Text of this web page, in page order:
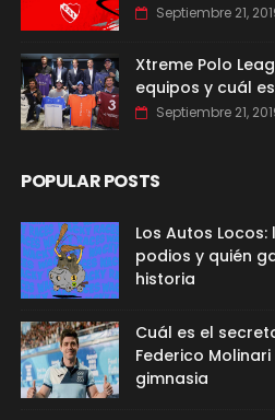
Septiembre 21,
Xtreme Polo
equipos y cuál
Septiembre 21,
POPULAR POSTS
Los Autos
podios y quién
historia
Cuál es el
Federico
gimnasia